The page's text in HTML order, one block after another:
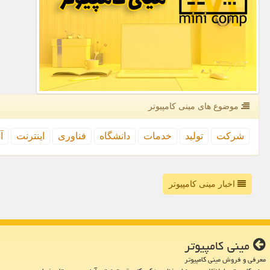
موضوع های مینی كامپیوتر
شركت تولید خدمات دانشگاه فناوری اینترنت
اخبار مینی کامپیوتر
مینی كامپیوتر
معرفی و فروش مینی کامپیوتر